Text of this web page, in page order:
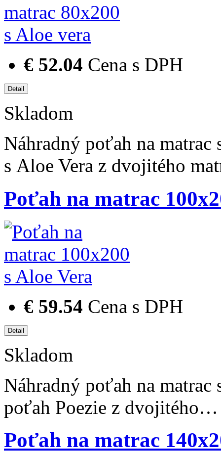
€ 52.04 Cena s DPH
Skladom
Náhradný poťah na
s Aloe Vera z dvojitého
Poťah na matrac
€ 59.54 Cena s DPH
Skladom
Náhradný poťah na matrac
poťah Poezie z dvojitého…
Poťah na matrac